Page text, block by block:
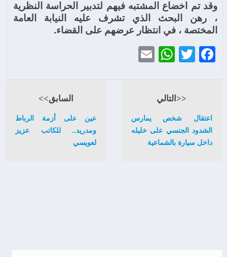
وقد تم اخضاع المشتبه فيهم لتدبير الحراسة النظرية
، رهن البحث الذي تشرف عليه النيابة العامة
المختصة ، في انتظار عرضهم على القضاء.
Facebook
Twitter
WhatsApp
السابق>>
عين على أزمة الرباط
ومدريد.. للكاتب عزيز
لعويسي
<<التالي
اعتقال شخص يمارس
الشدود الجنسي على خليله
داخل سيارة بالشماعية